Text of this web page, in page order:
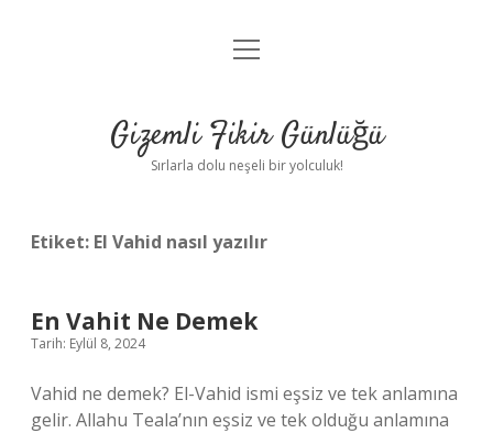
Anasayfa
Yasal Uyarı
menüyü
Gizemli Fikir Günlüğü
Sırlarla dolu neşeli bir yolculuk!
Etiket: El Vahid nasıl yazılır
En Vahit Ne Demek
Tarih: Eylül 8, 2024
Vahid ne demek? El-Vahid ismi eşsiz ve tek anlamına
gelir. Allahu Teala’nın eşsiz ve tek olduğu anlamına